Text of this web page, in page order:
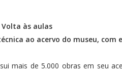
às aulas
ao acervo do museu, com
mais de 5.000 obras em seu